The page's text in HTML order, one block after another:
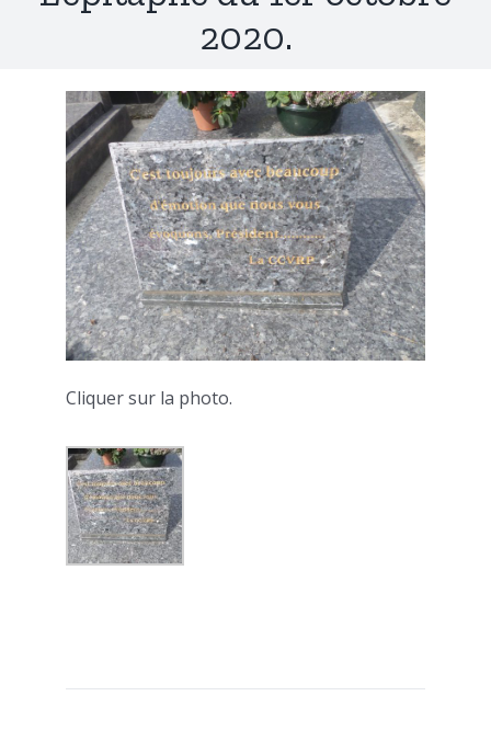
2020.
Cliquer sur la photo.